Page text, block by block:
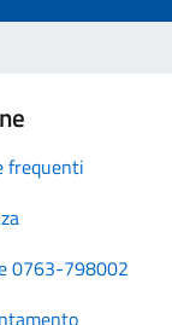
frequenti
0763-798002